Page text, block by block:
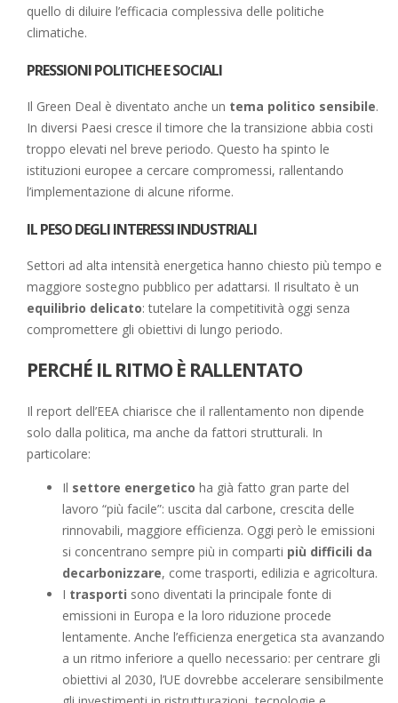
quello di diluire l’efficacia complessiva delle politiche
climatiche.
PRESSIONI POLITICHE E SOCIALI
Il Green Deal è diventato anche un tema politico sensibile.
In diversi Paesi cresce il timore che la transizione abbia costi
troppo elevati nel breve periodo. Questo ha spinto le
istituzioni europee a cercare compromessi, rallentando
l’implementazione di alcune riforme.
IL PESO DEGLI INTERESSI INDUSTRIALI
Settori ad alta intensità energetica hanno chiesto più tempo e
maggiore sostegno pubblico per adattarsi. Il risultato è un
equilibrio delicato: tutelare la competitività oggi senza
compromettere gli obiettivi di lungo periodo.
PERCHÉ IL RITMO È RALLENTATO
Il report dell’EEA chiarisce che il rallentamento non dipende
solo dalla politica, ma anche da fattori strutturali. In
particolare:
Il settore energetico ha già fatto gran parte del
lavoro “più facile”: uscita dal carbone, crescita delle
rinnovabili, maggiore efficienza. Oggi però le emissioni
si concentrano sempre più in comparti più difficili da
decarbonizzare, come trasporti, edilizia e agricoltura.
I trasporti sono diventati la principale fonte di
emissioni in Europa e la loro riduzione procede
lentamente. Anche l’efficienza energetica sta avanzando
a un ritmo inferiore a quello necessario: per centrare gli
obiettivi al 2030, l’UE dovrebbe accelerare sensibilmente